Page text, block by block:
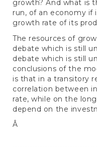
growth? And what is
run, of an economy if
growth rate of its
The resources of
debate which is still
debate which is still
conclusions of the
is that in a transitory
correlation between
rate, while on the
depend on the
Â